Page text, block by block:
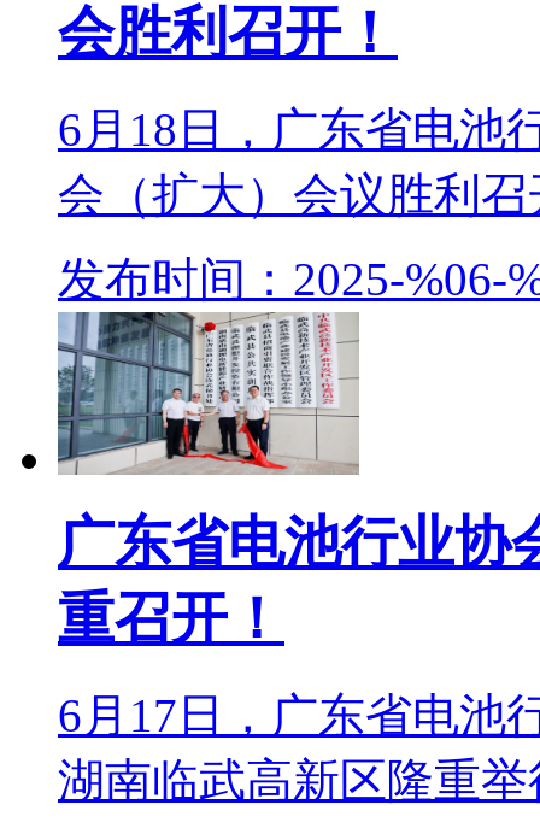
会胜利召开！
6月18日，广东省电池
会（扩大）会议胜利
发布时间：2025-%06-
广东省电池行业协
重召开！
6月17日，广东省电池
湖南临武高新区隆重举